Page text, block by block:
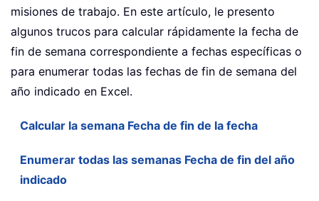
misiones de trabajo. En este artículo, le presento
algunos trucos para calcular rápidamente la fecha de
fin de semana correspondiente a fechas específicas o
para enumerar todas las fechas de fin de semana del
año indicado en Excel.
Calcular la semana Fecha de fin de la fecha
Enumerar todas las semanas Fecha de fin del año
indicado